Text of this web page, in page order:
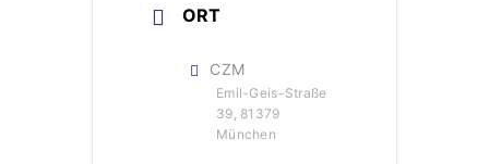
ORT
CZM
Emil-Geis-Straße
39, 81379
München